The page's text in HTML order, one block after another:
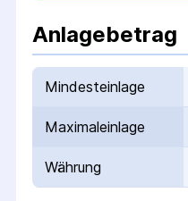
Anlagebetrag
Mindesteinlage
Maximaleinlage
Währung